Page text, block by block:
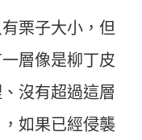
栗子大小，但
層像是柳丁皮
沒有超過這層
如果已經侵襲